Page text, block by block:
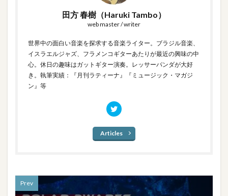
田方 春樹（Haruki Tambo）
web master / writer
世界中の面白い音楽を探求する音楽ライター。ブラジル音楽、
イスラエルジャズ、フラメンコギターあたりが最近の興味の中
心。休日の趣味はガットギター演奏。レッサーパンダが大好
き。執筆実績：『月刊ラティーナ』『ミュージック・マガジ
ン』等
Articles
Prev